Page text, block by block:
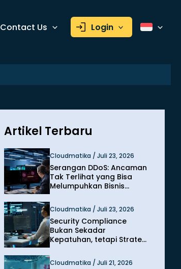
Contact Us Login
Artikel Terbaru
Cloudmatika / Juli 23, 2026
Serangan DDoS: Ancaman
Tak Terlihat yang Bisa
Melumpuhkan Bisnis
Cloudmatika / Juli 23, 2026
Security Compliance
Bukan Sekadar
Kepatuhan, tetapi Strategi
Cloudmatika / Juli 21, 2026